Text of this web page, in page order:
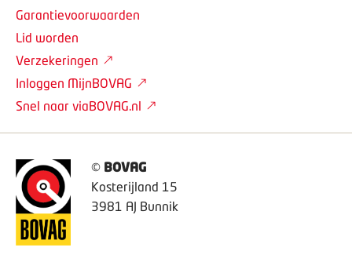
© BOVAG
Kosterijland 15
3981 AJ Bunnik
Garantievoorwaarden
Lid worden
Verzekeringen
Inloggen MijnBOVAG
Snel naar viaBOVAG.nl